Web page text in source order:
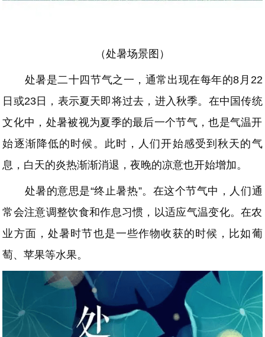
（处暑场景图）
处暑是二十四节气之一，通常出现在每年的8月22
日或23日，表示夏天即将过去，进入秋季。在中国传统
文化中，处暑被视为夏季的最后一个节气，也是气温开
始逐渐降低的时候。此时，人们开始感受到秋天的气
息，白天的炎热渐渐消退，夜晚的凉意也开始增加。
处暑的意思是“终止暑热”。在这个节气中，人们通
常会注意调整饮食和作息习惯，以适应气温变化。在农
业方面，处暑时节也是一些作物收获的时候，比如葡
萄、苹果等水果。